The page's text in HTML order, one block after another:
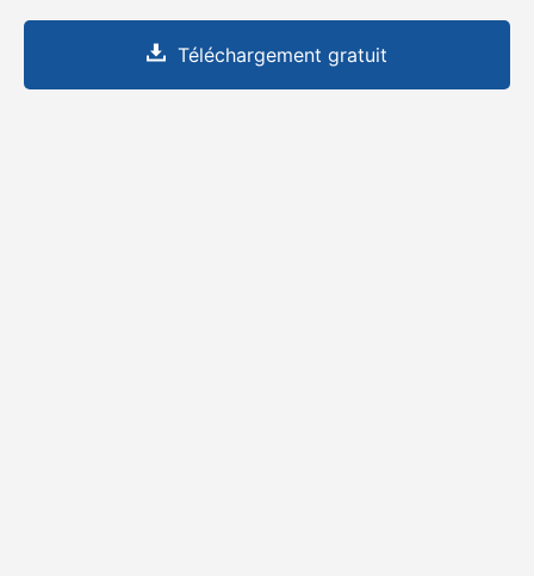
Téléchargement gratuit